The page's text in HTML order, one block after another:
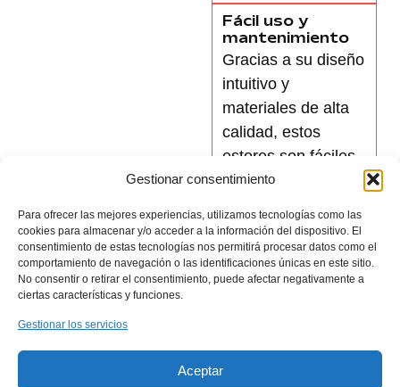
Gestionar consentimiento
Para ofrecer las mejores experiencias, utilizamos tecnologías como las
cookies para almacenar y/o acceder a la información del dispositivo. El
consentimiento de estas tecnologías nos permitirá procesar datos como el
comportamiento de navegación o las identificaciones únicas en este sitio.
No consentir o retirar el consentimiento, puede afectar negativamente a
ciertas características y funciones.
Gestionar los servicios
Aceptar
Fácil uso y
mantenimiento
Gracias a su diseño
intuitivo y
materiales de alta
calidad, estos
estores son fáciles
deoperar
garantizando
durabilidad y
resistencia